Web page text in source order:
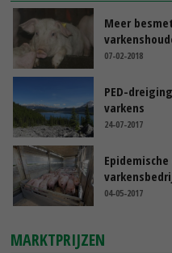
Meer
07-02-2018
PED-
varkens
24-07-2017
04-05-2017
MARKTPRIJZEN